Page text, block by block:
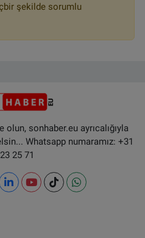
şekilde sorumlu
sonhaber.eu ayrıcalığıyla
Whatsapp numaramız: +31
25 71